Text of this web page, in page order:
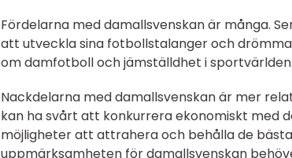
Fördelarna med damallsvenskan är många.
att utveckla sina fotbollstalanger och
om damfotboll och jämställdhet i sportvärlden.
Nackdelarna med damallsvenskan är mer
kan ha svårt att konkurrera ekonomiskt med
möjligheter att attrahera och behålla de
uppmärksamheten för damallsvenskan